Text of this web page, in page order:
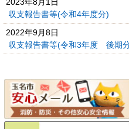
収支報告書等(令和4年度分)
2022年9月8日
収支報告書等(令和3年度 後期